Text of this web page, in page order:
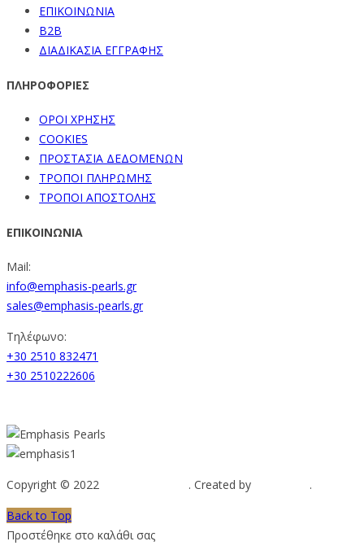
ΕΠΙΚΟΙΝΩΝΙΑ
B2B
ΔΙΑΔΙΚΑΣΙΑ ΕΓΓΡΑΦΗΣ
ΠΛΗΡΟΦΟΡΙΕΣ
ΟΡΟΙ ΧΡΗΣΗΣ
COOKIES
ΠΡΟΣΤΑΣΙΑ ΔΕΔΟΜΕΝΩΝ
ΤΡΟΠΟΙ ΠΛΗΡΩΜΗΣ
ΤΡΟΠΟΙ ΑΠΟΣΤΟΛΗΣ
ΕΠΙΚΟΙΝΩΝΙΑ
Mail:
info@emphasis-pearls.gr
sales@emphasis-pearls.gr
Τηλέφωνο:
+30 2510 832471
+30 2510222606
Copyright © 2022 . Created by
.
Back to Top
Προστέθηκε στο καλάθι σας